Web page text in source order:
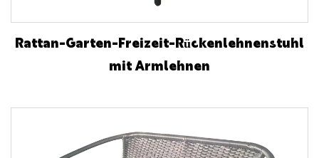
Rattan-Garten-Freizeit-Rückenlehnenstuhl
mit Armlehnen